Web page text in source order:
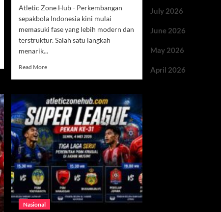
Atletic Zone Hub - Perkembangan
sepakbola Indonesia kini mulai
memasuki fase yang lebih modern dan
terstruktur. Salah satu langkah
menarik...
Read MoreRead
Barcelona
Buka
Jalan
Talenta
Muda
Indonesia
Menuju
Sepakbola
Eropa
Nasional
July 2026
June 2026
May 2026
April 2026